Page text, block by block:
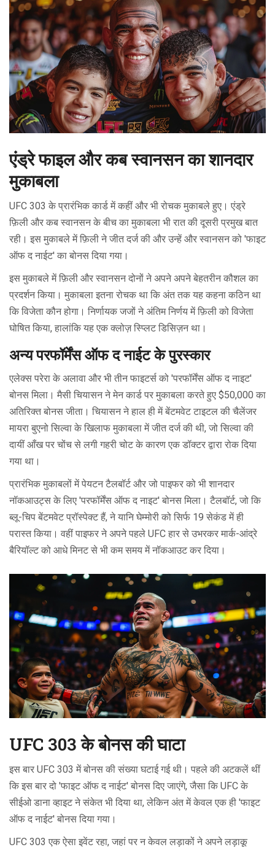
एंड्रे फाइल और कब स्वानसन का शानदार
मुकाबला
UFC 303 के प्रारंभिक कार्ड में कहीं और भी रोचक मुकाबले हुए। एंड्रे
फ़िली और कब स्वानसन के बीच का मुकाबला भी रात की दूसरी प्रमुख बात
रही। इस मुकाबले में फ़िली ने जीत दर्ज की और उन्हें और स्वानसन को 'फाइट
ऑफ द नाईट' का बोनस दिया गया।
इस मुकाबले में फ़िली और स्वानसन दोनों ने अपने अपने बेहतरीन कौशल का
प्रदर्शन किया। मुकाबला इतना रोचक था कि अंत तक यह कहना कठिन था
कि विजेता कौन होगा। निर्णायक जजों ने अंतिम निर्णय में फ़िली को विजेता
घोषित किया, हालांकि यह एक क्लोज़ स्प्लिट डिसिज़न था।
अन्य परफॉर्मेंस ऑफ द नाईट के पुरस्कार
एलेक्स परेरा के अलावा और भी तीन फाइटर्स को 'परफॉर्मेंस ऑफ द नाइट'
बोनस मिला। मैसी चियासन ने मेन कार्ड पर मुकाबला करते हुए $50,000 का
अतिरिक्त बोनस जीता। चियासन ने हाल ही में बेंटमवेट टाइटल की चैलेंजर
मायरा बुएनो सिल्वा के खिलाफ मुकाबला में जीत दर्ज की थी, जो सिल्वा की
दायीं आँख पर चोंच से लगी गहरी चोट के कारण एक डॉक्टर द्वारा रोक दिया
गया था।
प्रारंभिक मुकाबलों में पेयटन टैलबॉर्ट और जो पाइफर को भी शानदार
नॉकआउट्स के लिए 'परफॉर्मेंस ऑफ द नाइट' बोनस मिला। टैलबॉर्ट, जो कि
ब्लू-चिप बेंटमवेट प्रॉस्पेक्ट हैं, ने यानि घेम्मोरी को सिर्फ 19 सेकंड में ही
परास्त किया। वहीं पाइफर ने अपने पहले UFC हार से उभरकर मार्क-आंद्रे
बैरियॉल्ट को आधे मिनट से भी कम समय में नॉकआउट कर दिया।
UFC 303 के बोनस की घाटा
इस बार UFC 303 में बोनस की संख्या घटाई गई थी। पहले की अटकलें थीं
कि इस बार दो 'फाइट ऑफ द नाईट' बोनस दिए जाएंगे, जैसा कि UFC के
सीईओ डाना व्हाइट ने संकेत भी दिया था, लेकिन अंत में केवल एक ही 'फाइट
ऑफ द नाईट' बोनस दिया गया।
UFC 303 एक ऐसा इवेंट रहा, जहां पर न केवल लड़ाकों ने अपने लड़ाकू